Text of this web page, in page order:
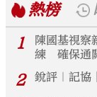
熱榜
1
陳國基視察
練 確保通
2 銳評｜記協